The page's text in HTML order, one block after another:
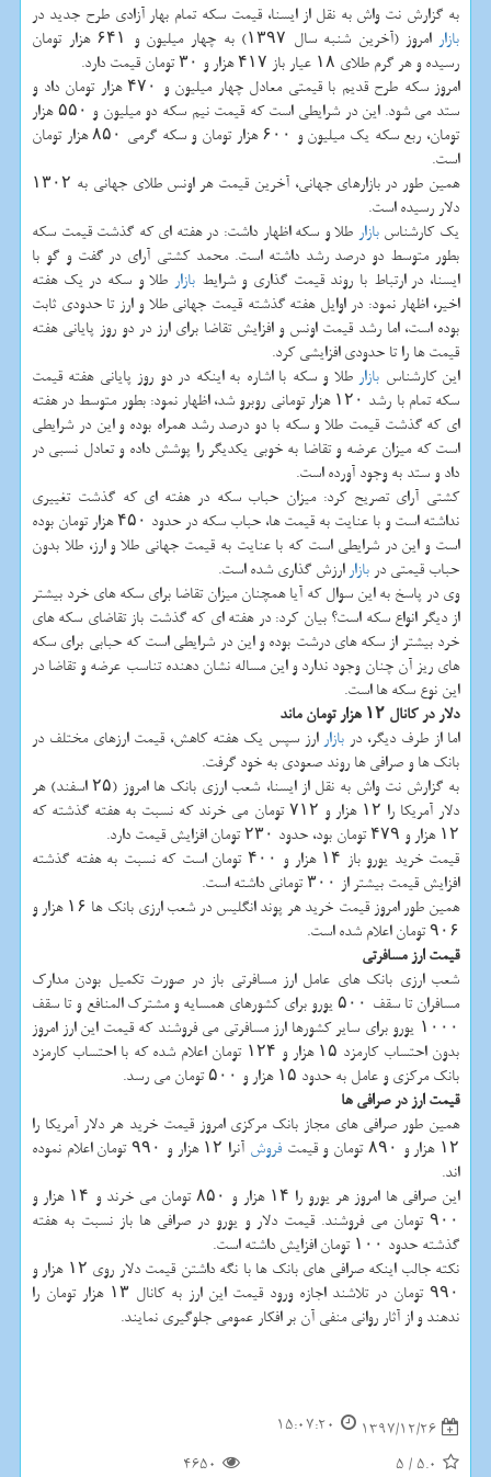
به گزارش نت واش به نقل از ایسنا، قیمت سكه تمام بهار آزادی طرح جدید در
بازار
امروز (آخرین شنبه سال ۱۳۹۷) به چهار میلیون و ۶۴۱ هزار تومان
رسیده و هر گرم طلای ۱۸ عیار باز ۴۱۷ هزار و ۳۰ تومان قیمت دارد.
امروز سكه طرح قدیم با قیمتی معادل چهار میلیون و ۴۷۰ هزار تومان داد و
ستد می شود. این در شرایطی است كه قیمت نیم سكه دو میلیون و ۵۵۰ هزار
تومان، ربع سكه یك میلیون و ۶۰۰ هزار تومان و سكه گرمی ۸۵۰ هزار تومان
است.
همین طور در بازارهای جهانی، آخرین قیمت هر اونس طلای جهانی به ۱۳۰۲
دلار رسیده است.
یك كارشناسبازار طلا و سكه اظهار داشت: در هفته ای كه گذشت قیمت سكه
بطور متوسط دو درصد رشد داشته است. محمد كشتی آرای در گفت و گو با
ایسنا، در ارتباط با روند قیمت گذاری و شرایط بازار طلا و سكه در یك هفته
اخیر، اظهار نمود: در اوایل هفته گذشته قیمت جهانی طلا و ارز تا حدودی ثابت
بوده است، اما رشد قیمت اونس و افزایش تقاضا برای ارز در دو روز پایانی هفته
قیمت ها را تا حدودی افزایشی كرد.
این كارشناس بازار طلا و سكه با اشاره به اینكه در دو روز پایانی هفته قیمت
سكه تمام با رشد ۱۲۰ هزار تومانی روبرو شد، اظهار نمود: بطور متوسط در هفته
ای كه گذشت قیمت طلا و سكه با دو درصد رشد همراه بوده و این در شرایطی
است كه میزان عرضه و تقاضا به خوبی یكدیگر را پوشش داده و تعادل نسبی در
داد و ستد به وجود آورده است.
كشتی آرای تصریح كرد: میزان حباب سكه در هفته ای كه گذشت تغییری
نداشته است و با عنایت به قیمت ها، حباب سكه در حدود ۴۵۰ هزار تومان بوده
است و این در شرایطی است كه با عنایت به قیمت جهانی طلا و ارز، طلا بدون
حباب قیمتی در بازار ارزش گذاری شده است.
وی در پاسخ به این سوال كه آیا همچنان میزان تقاضا برای سكه های خرد بیشتر
از دیگر انواع سكه است؟ بیان كرد: در هفته ای كه گذشت باز تقاضای سكه های
خرد بیشتر از سكه های درشت بوده و این در شرایطی است كه حبابی برای سكه
های ریز آن چنان وجود ندارد و این مساله نشان دهنده تناسب عرضه و تقاضا در
این نوع سكه ها است.
دلار در كانال ۱۲ هزار تومان ماند
اما از طرف دیگر، در بازار ارز سپس یك هفته كاهش، قیمت ارزهای مختلف در
بانك ها و صرافی ها روند صعودی به خود گرفت.
به گزارش نت واش به نقل از ایسنا، شعب ارزی بانك ها امروز (۲۵ اسفند) هر
دلار آمریكا را ۱۲ هزار و ۷۱۲ تومان می خرند كه نسبت به هفته گذشته كه
۱۲ هزار و ۴۷۹ تومان بود، حدود ۲۳۰ تومان افزایش قیمت دارد.
قیمت خرید یورو باز ۱۴ هزار و ۴۰۰ تومان است كه نسبت به هفته گذشته
افزایش قیمت بیشتر از ۳۰۰ تومانی داشته است.
همین طور امروز قیمت خرید هر پوند انگلیس در شعب ارزی بانك ها ۱۶ هزار و
۹۰۶ تومان اعلام شده است.
قیمت ارز مسافرتی
شعب ارزی بانك های عامل ارز مسافرتی باز در صورت تكمیل بودن مدارك
مسافران تا سقف ۵۰۰ یورو برای كشورهای همسایه و مشترك المنافع و تا سقف
۱۰۰۰ یورو برای سایر كشورها ارز مسافرتی می فروشند كه قیمت این ارز امروز
بدون احتساب كارمزد ۱۵ هزار و ۱۲۴ تومان اعلام شده كه با احتساب كارمزد
بانك مركزی و عامل به حدود ۱۵ هزار و ۵۰۰ تومان می رسد.
قیمت ارز در صرافی ها
همین طور صرافی های مجاز بانك مركزی امروز قیمت خرید هر دلار آمریكا را
۱۲ هزار و ۸۹۰ تومان و قیمت
فروش
آنرا ۱۲ هزار و ۹۹۰ تومان اعلام نموده
اند.
این صرافی ها امروز هر یورو را ۱۴ هزار و ۸۵۰ تومان می خرند و ۱۴ هزار و
۹۰۰ تومان می فروشند. قیمت دلار و یورو در صرافی ها باز نسبت به هفته
گذشته حدود ۱۰۰ تومان افزایش داشته است.
نكته جالب اینكه صرافی های بانك ها با نگه داشتن قیمت دلار روی ۱۲ هزار و
۹۹۰ تومان در تلاشند اجازه ورود قیمت این ارز به كانال ۱۳ هزار تومان را
ندهند و از آثار روانی منفی آن بر افكار عمومی جلوگیری نمایند.
1397/12/26
15:07:20
5.0
/
5
4650